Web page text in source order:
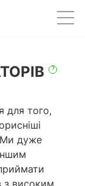
?
для того,
Ми дуже
з високим